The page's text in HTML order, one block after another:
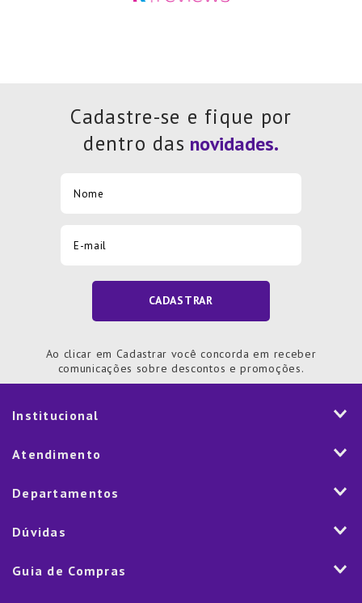
Cadastre-se e fique por
dentro das
CADASTRAR
Ao clicar em Cadastrar você concorda em receber
comunicações sobre descontos e promoções.
Institucional
História
Nossas Lojas
Marketplace
Atendimento
Fale Conosco
Trocas e Devoluções
Departamentos
Mesa
Eletroportáteis
Dúvidas
Como Comprar
Guia de Compras